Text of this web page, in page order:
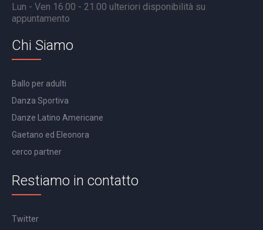
Lun - Ven 16.00 - 21.00 ulteriori disponibilità su
appuntamento
Chi Siamo
Ballo per adulti
Danza Sportiva
Danze Latino Americane
Gaetano ed Eleonora
cerco partner
Restiamo in contatto
Twitter